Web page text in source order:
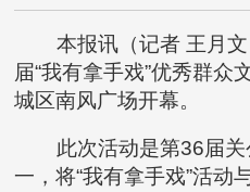
本报讯（记者 王月
届“我有拿手戏”优秀群众
城区南风广场开幕。
此次活动是第36届
一，将“我有拿手戏”活动